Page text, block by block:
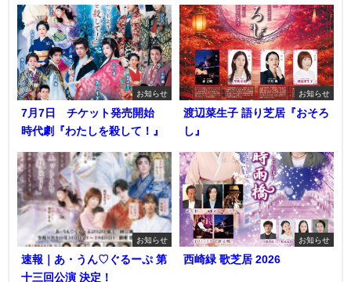
お知らせ
7月7日 チケット発売開始
時代劇『わたしを殺して！』
お知らせ
渡辺菜生子 語り芝居『おそろ
し』
お知らせ
速報｜あ・うん♡ぐるーぷ 第
十三回公演 決定！
お知らせ
西崎緑 歌芝居 2026